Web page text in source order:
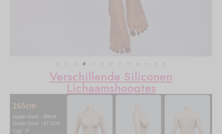
Verschillende Siliconen
Lichaamshoogtes